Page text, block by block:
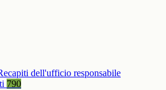
dell'ufficio responsabile
790